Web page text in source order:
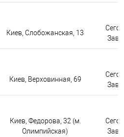
Киев, Слобожанская, 13
Киев, Верховинная, 69
Киев, Федорова, 32 (м.
Олимпийская)